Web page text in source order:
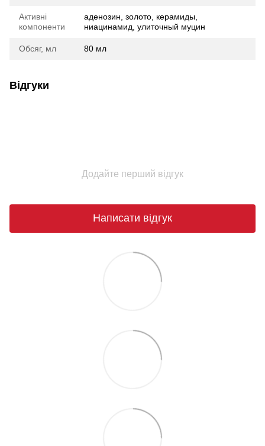
Активні
компоненти
аденозин, золото, керамиды,
ниацинамид, улиточный муцин
Обсяг, мл 80 мл
Відгуки
Додайте перший відгук
Написати відгук